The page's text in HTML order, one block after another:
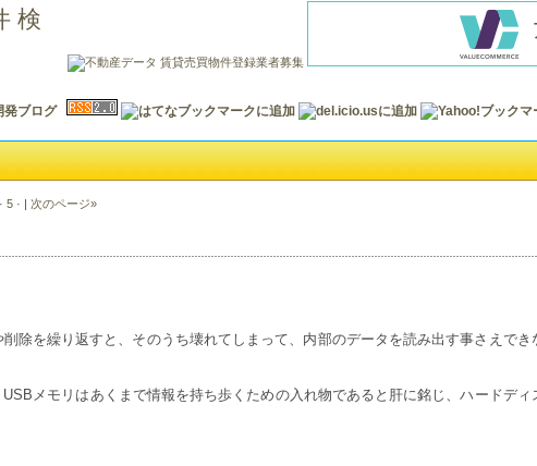
発ブログ
5· | 次のページ»
除を繰り返すと、そのうち壊れてしまって、内部のデータを読み出す事さえでき
メモリはあくまで情報を持ち歩くための入れ物であると肝に銘じ、ハードディ